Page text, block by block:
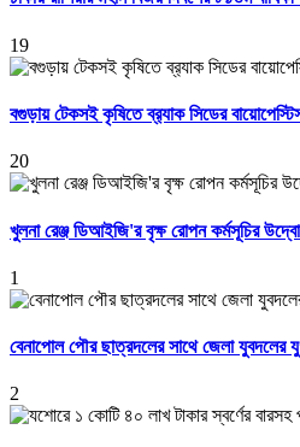
19
বগুড়ায় টেকসই কৃষিতে ব্র‍্যাক সিডের
20
খুলনা রেঞ্জ ডিআইজি'র বৃক্ষ রোপন কর্মসূচির
1
বেনাপোল পৌর ছাত্রদলের সাথে জেলা যুবদলের
2